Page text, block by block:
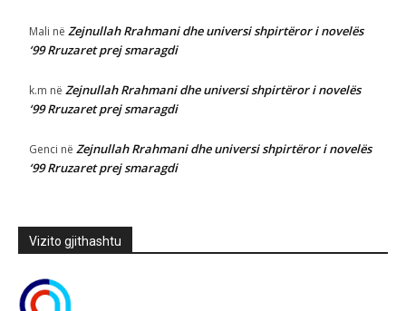
Mali në Zejnullah Rrahmani dhe universi shpirtëror i novelës
‘99 Rruzaret prej smaragdi
k.m në Zejnullah Rrahmani dhe universi shpirtëror i novelës
‘99 Rruzaret prej smaragdi
Genci në Zejnullah Rrahmani dhe universi shpirtëror i novelës
‘99 Rruzaret prej smaragdi
Vizito gjithashtu